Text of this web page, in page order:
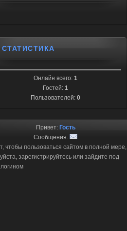
СТАТИСТИКА
Онлайн всего: 1
Гостей: 1
Пользователей: 0
Привет: Гость
Сообщения:
чтобы пользоваться сайтом в полной мере,
зарегистрируйтесь или зайдите под